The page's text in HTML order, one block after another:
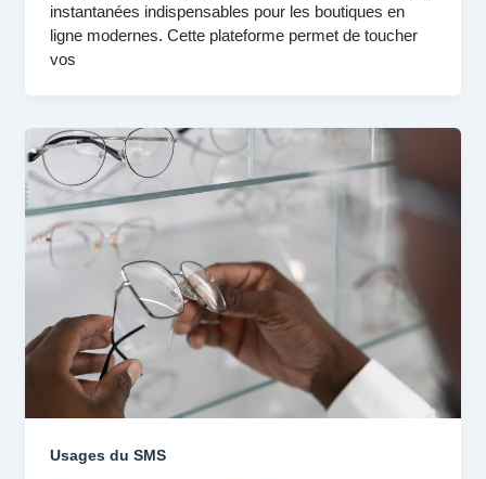
instantanées indispensables pour les boutiques en
ligne modernes. Cette plateforme permet de toucher
vos
Usages du SMS